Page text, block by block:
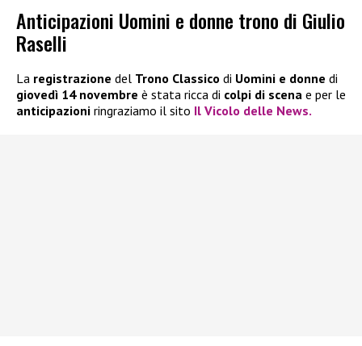
Anticipazioni Uomini e donne trono di Giulio
Raselli
La registrazione del Trono Classico di Uomini e donne di
giovedì 14 novembre è stata ricca di colpi di scena e per le
anticipazioni ringraziamo il sito Il Vicolo delle News.